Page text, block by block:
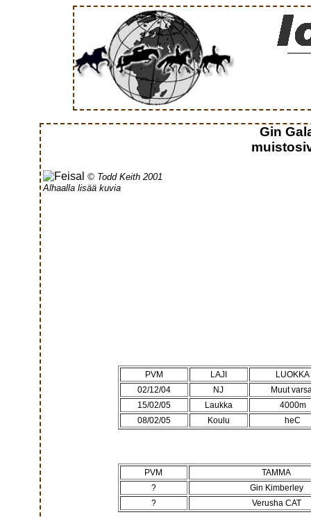
Gin
© Todd Keith 2001
Alhaalla lisää kuvia
PVM LAJI
LUOKKA
02/12/04
NJ
Muut
15/02/05
Laukka
4000m
08/02/05
Koulu heC
PVM
TAMMA
?
Gin Kimberley
?
Verusha CAT